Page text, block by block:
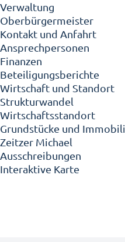
Verwaltung
Oberbürgermeister
Kontakt und Anfahrt
Ansprechpersonen
Finanzen
Beteiligungsberichte
Wirtschaft und Standort
Strukturwandel
Wirtschaftsstandort
Grundstücke und
Zeitzer Michael
Ausschreibungen
Interaktive Karte